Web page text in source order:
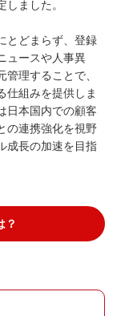
ました。
とどまらず、登録
ュースや人事異
理することで、
仕組みを提供しま
日本国内での顧客
の連携強化を視野
成長の加速を目指
？